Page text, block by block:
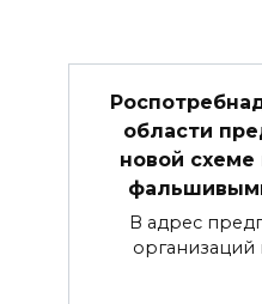
области
новой
В адрес
организаций